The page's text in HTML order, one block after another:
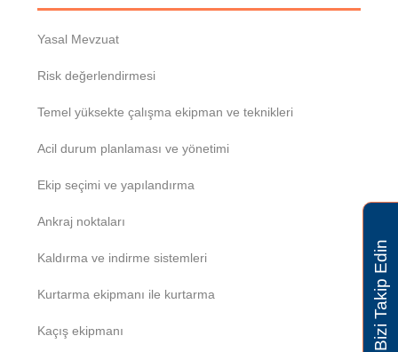
Yasal Mevzuat
Risk değerlendirmesi
Temel yüksekte çalışma ekipman ve teknikleri
Acil durum planlaması ve yönetimi
Ekip seçimi ve yapılandırma
Ankraj noktaları
Kaldırma ve indirme sistemleri
Kurtarma ekipmanı ile kurtarma
Kaçış ekipmanı Bizi Takip Edin